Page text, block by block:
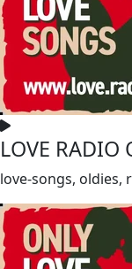
LOVE
love-songs, oldies,